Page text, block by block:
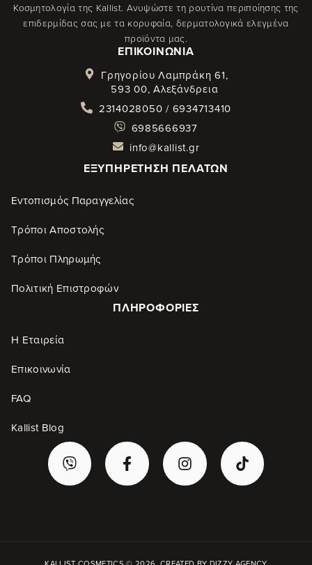
Κοσμητολογία της Kallist. Ανυψώστε τη ρουτίνα περιποίησης της
επιδερμίδας σας με τα κορυφαία, δερματολογικά ελεγμένα
προϊόντα μας.
ΕΠΙΚΟΙΝΩΝΊΑ
Γρηγορίου Λαμπράκη 61,
593 00, Αλεξάνδρεια
2314028050 / 6934713410
6985666937
info@kallist.gr
ΕΞΥΠΗΡΈΤΗΣΗ ΠΕΛΑΤΏΝ
Εντοπισμός Παραγγελίας
Τρόποι Αποστολής
Τρόποι Πληρωμής
Πολιτική Επιστροφών
ΠΛΗΡΟΦΟΡΊΕΣ
Η Εταιρεία
Επικοινωνία
FAQ
Kallist Blog